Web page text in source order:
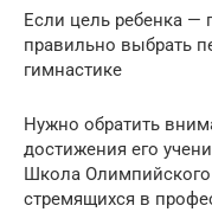
Если цель ребенка —
правильно выбрать
гимнастике
Нужно обратить
достижения его
Школа
стремящихся в